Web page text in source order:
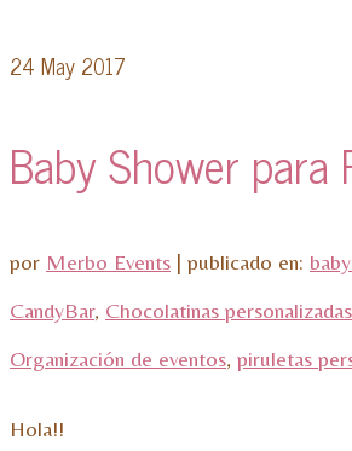
24 May 2017
Baby Shower para
por Merbo Events | publicado en:
CandyBar, Chocolatinas personalizadas
Organización de eventos, piruletas
Hola!!